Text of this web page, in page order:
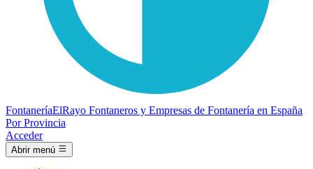
FontaneríaElRayo Fontaneros y Empresas de Fontanería en España
Por Provincia
Acceder
Abrir menú